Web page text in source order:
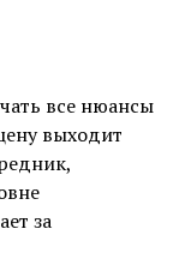
все нюансы
выходит
за